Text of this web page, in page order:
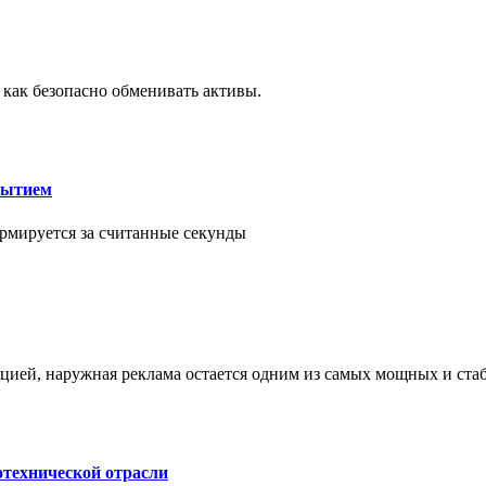
безопасно обменивать активы.
за считанные секунды
наружная реклама остается одним из самых мощных и
отрасли